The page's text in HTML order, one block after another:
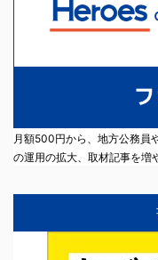
月額500円から、地方公務員
の運用の拡大、取材記事を増